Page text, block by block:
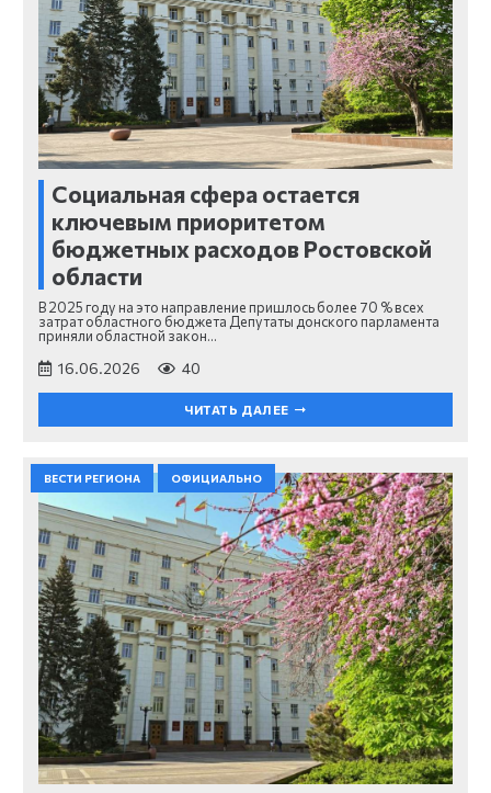
Социальная сфера остается
ключевым приоритетом
бюджетных расходов Ростовской
области
В 2025 году на это направление пришлось более 70 % всех
затрат областного бюджета Депутаты донского парламента
приняли областной закон…
16.06.2026 40
ЧИТАТЬ ДАЛЕЕ
ВЕСТИ РЕГИОНА ОФИЦИАЛЬНО